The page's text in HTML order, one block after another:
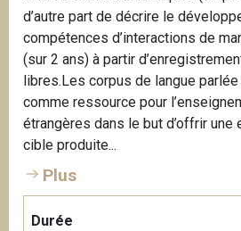
d’autre part de décrire le
compétences d’interactions de
(sur 2 ans) à partir
libres.Les corpus de langue
comme ressource pour
étrangères dans le but d’offrir une
cible produite...
Plus
Durée